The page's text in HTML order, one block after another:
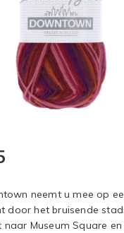
neemt u mee op
door het bruisende
naar Museum Square